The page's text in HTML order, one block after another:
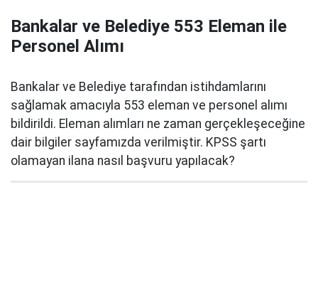
Bankalar ve Belediye 553 Eleman ile
Personel Alımı
Bankalar ve Belediye tarafından istihdamlarını
sağlamak amacıyla 553 eleman ve personel alımı
bildirildi. Eleman alımları ne zaman gerçekleşeceğine
dair bilgiler sayfamızda verilmiştir. KPSS şartı
olamayan ilana nasıl başvuru yapılacak?